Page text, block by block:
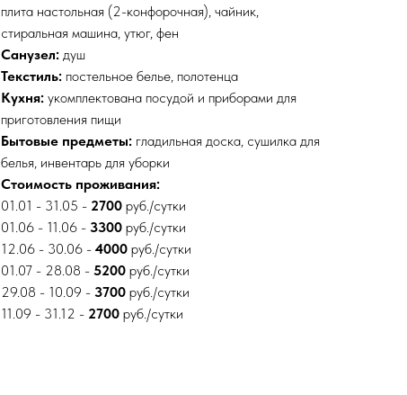
плита настольная (2-конфорочная), чайник,
стиральная машина, утюг, фен
Санузел: душ
Текстиль: постельное белье, полотенца
Кухня: укомплектована посудой и приборами для
приготовления пищи
Бытовые предметы: гладильная доска, сушилка для
белья, инвентарь для уборки
Стоимость проживания:
01.01 - 31.05 - 2700 руб./сутки
01.06 - 11.06 - 3300 руб./сутки
12.06 - 30.06 - 4000 руб./сутки
01.07 - 28.08 - 5200 руб./сутки
29.08 - 10.09 - 3700 руб./сутки
11.09 - 31.12 - 2700 руб./сутки